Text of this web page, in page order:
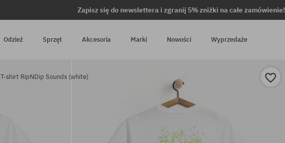
Zapisz się do newslettera i zgranij 5% zniżki na całe zamówienie!
Odzież Sprzęt Akcesoria Marki Nowości Wyprzedaże
T-shirt RipNDip Sounds (white)